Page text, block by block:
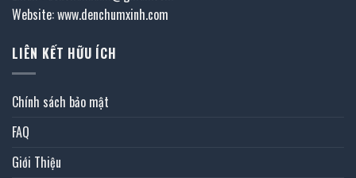
Website: www.denchumxinh.com
LIÊN KẾT HỮU ÍCH
Chính sách bảo mật
FAQ
Giới Thiệu